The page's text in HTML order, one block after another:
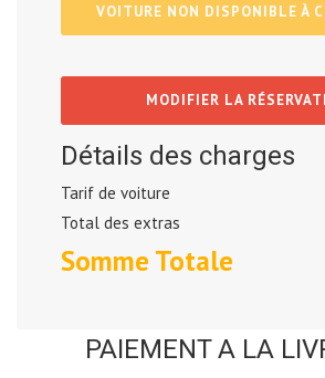
VOITURE NON DISPONIBLE À
MODIFIER LA
Détails des charges
Tarif de voiture
Total des extras
Somme Totale
PAIEMENT A LA